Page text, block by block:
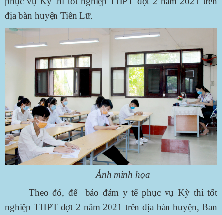
địa bàn huyện Tiên Lữ.
Ảnh minh họa
Theo đó, để bảo đảm y tế phục vụ Kỳ thi tốt
nghiệp THPT đợt 2 năm 2021 trên địa bàn huyện, Ban